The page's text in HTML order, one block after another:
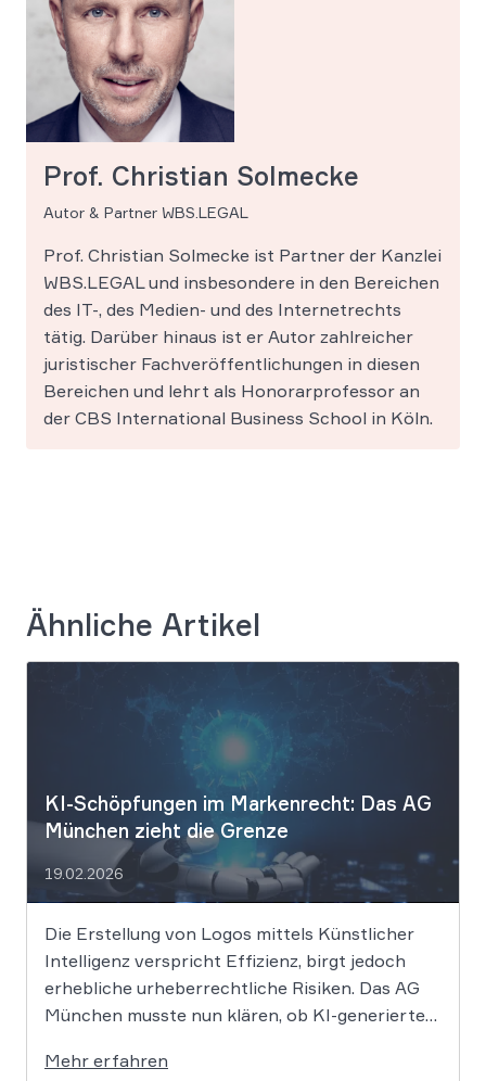
Prof. Christian Solmecke
Autor & Partner WBS.LEGAL
Prof. Christian Solmecke ist Partner der Kanzlei
WBS.LEGAL und insbesondere in den Bereichen
des IT-, des Medien- und des Internetrechts
tätig. Darüber hinaus ist er Autor zahlreicher
juristischer Fachveröffentlichungen in diesen
Bereichen und lehrt als Honorarprofessor an
der CBS International Business School in Köln.
Ähnliche Artikel
KI-Schöpfungen im Markenrecht: Das AG
München zieht die Grenze
19.02.2026
Die Erstellung von Logos mittels Künstlicher
Intelligenz verspricht Effizienz, birgt jedoch
erhebliche urheberrechtliche Risiken. Das AG
München musste nun klären, ob KI-generierte
erreichen, um rechtlichen Schutz gegen
Mehr erfahren